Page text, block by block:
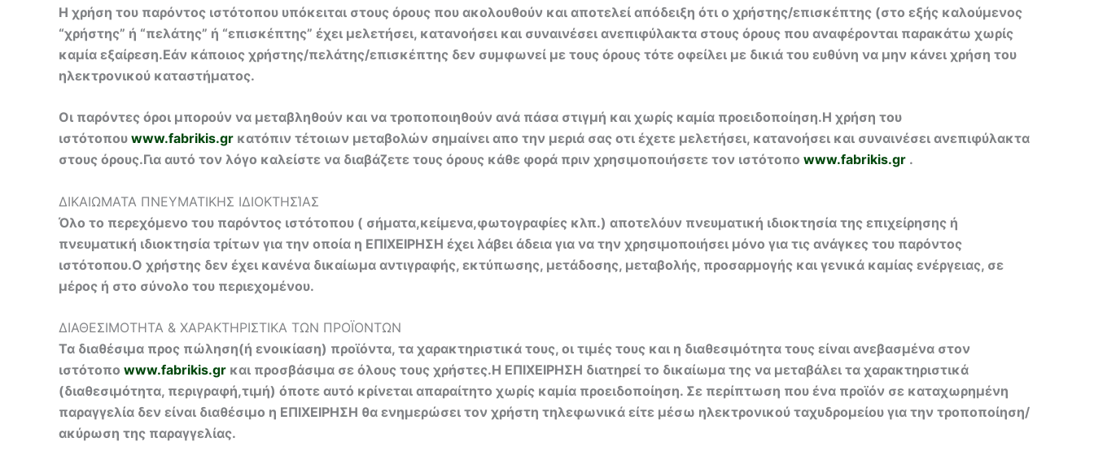
Η χρήση του παρόντος ιστότοπου υπόκειται στους όρους που ακολουθούν και αποτελεί απόδειξη ότι ο χρήστης/επισκέπτης (στο εξής καλούμενος
“χρήστης” ή “πελάτης” ή “επισκέπτης” έχει μελετήσει, κατανοήσει και συναινέσει ανεπιφύλακτα στους όρους που αναφέρονται παρακάτω χωρίς
καμία εξαίρεση.Εάν κάποιος χρήστης/πελάτης/επισκέπτης δεν συμφωνεί με τους όρους τότε οφείλει με δικιά του ευθύνη να μην κάνει χρήση του
ηλεκτρονικού καταστήματος.
Οι παρόντες όροι μπορούν να μεταβληθούν και να τροποποιηθούν ανά πάσα στιγμή και χωρίς καμία προειδοποίηση.Η χρήση του
ιστότοπου www.fabrikis.gr κατόπιν τέτοιων μεταβολών σημαίνει απο την μεριά σας οτι έχετε μελετήσει, κατανοήσει και συναινέσει ανεπιφύλακτα
στους όρους.Για αυτό τον λόγο καλείστε να διαβάζετε τους όρους κάθε φορά πριν χρησιμοποιήσετε τον ιστότοπο www.fabrikis.gr .
ΔΙΚΑΙΩΜΑΤΑ ΠΝΕΥΜΑΤΙΚΗΣ ΙΔΙΟΚΤΗΣΊΑΣ
Όλο το περεχόμενο του παρόντος ιστότοπου ( σήματα,κείμενα,φωτογραφίες κλπ.) αποτελόυν πνευματική ιδιοκτησία της επιχείρησης ή
πνευματική ιδιοκτησία τρίτων για την οποία η ΕΠΙΧΕΙΡΗΣΗ έχει λάβει άδεια για να την χρησιμοποιήσει μόνο για τις ανάγκες του παρόντος
ιστότοπου.Ο χρήστης δεν έχει κανένα δικαίωμα αντιγραφής, εκτύπωσης, μετάδοσης, μεταβολής, προσαρμογής και γενικά καμίας ενέργειας, σε
μέρος ή στο σύνολο του περιεχομένου.
ΔΙΑΘΕΣΙΜΟΤΗΤΑ & ΧΑΡΑΚΤΗΡΙΣΤΙΚΑ ΤΩΝ ΠΡΟΪΟΝΤΩΝ
Τα διαθέσιμα προς πώληση(ή ενοικίαση) προϊόντα, τα χαρακτηριστικά τους, οι τιμές τους και η διαθεσιμότητα τους είναι ανεβασμένα στον
ιστότοπο www.fabrikis.gr και προσβάσιμα σε όλους τους χρήστες.Η ΕΠΙΧΕΙΡΗΣΗ διατηρεί το δικαίωμα της να μεταβάλει τα χαρακτηριστικά
(διαθεσιμότητα, περιγραφή,τιμή) όποτε αυτό κρίνεται απαραίτητο χωρίς καμία προειδοποίηση. Σε περίπτωση που ένα προϊόν σε καταχωρημένη
παραγγελία δεν είναι διαθέσιμο η ΕΠΙΧΕΙΡΗΣΗ θα ενημερώσει τον χρήστη τηλεφωνικά είτε μέσω ηλεκτρονικού ταχυδρομείου για την τροποποίηση/
ακύρωση της παραγγελίας.